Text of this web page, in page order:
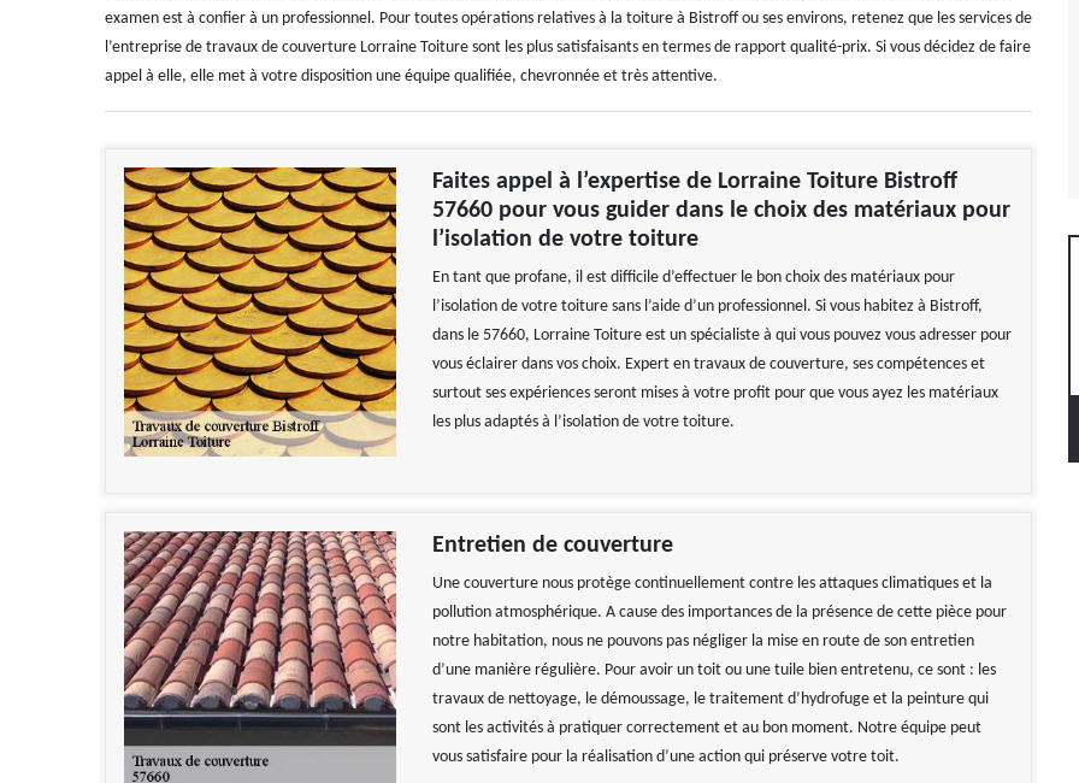
examen est à confier à un professionnel. Pour toutes opérations relatives à la toiture à Bistroff ou ses environs, retenez que les services de
l’entreprise de travaux de couverture Lorraine Toiture sont les plus satisfaisants en termes de rapport qualité-prix. Si vous décidez de faire
appel à elle, elle met à votre disposition une équipe qualifiée, chevronnée et très attentive.
Faites appel à l’expertise de Lorraine Toiture Bistroff
57660 pour vous guider dans le choix des matériaux pour
l’isolation de votre toiture
En tant que profane, il est difficile d’effectuer le bon choix des matériaux pour
l’isolation de votre toiture sans l’aide d’un professionnel. Si vous habitez à Bistroff,
dans le 57660, Lorraine Toiture est un spécialiste à qui vous pouvez vous adresser pour
vous éclairer dans vos choix. Expert en travaux de couverture, ses compétences et
surtout ses expériences seront mises à votre profit pour que vous ayez les matériaux
les plus adaptés à l’isolation de votre toiture.
Entretien de couverture
Une couverture nous protège continuellement contre les attaques climatiques et la
pollution atmosphérique. A cause des importances de la présence de cette pièce pour
notre habitation, nous ne pouvons pas négliger la mise en route de son entretien
d’une manière régulière. Pour avoir un toit ou une tuile bien entretenu, ce sont : les
travaux de nettoyage, le démoussage, le traitement d’hydrofuge et la peinture qui
sont les activités à pratiquer correctement et au bon moment. Notre équipe peut
vous satisfaire pour la réalisation d’une action qui préserve votre toit.